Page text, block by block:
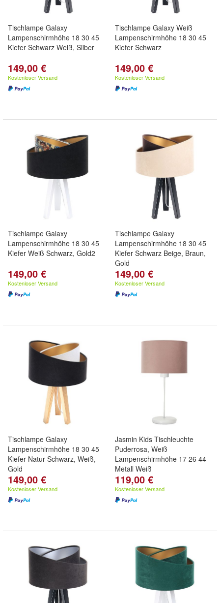
Tischlampe Galaxy
Lampenschirmhöhe 18 30 45
Kiefer Schwarz Weiß, Silber
149,00 €
Kostenloser Versand
Tischlampe Galaxy Weiß
Lampenschirmhöhe 18 30 45
Kiefer Schwarz
149,00 €
Kostenloser Versand
Tischlampe Galaxy
Lampenschirmhöhe 18 30 45
Kiefer Weiß Schwarz, Gold2
149,00 €
Kostenloser Versand
Tischlampe Galaxy
Lampenschirmhöhe 18 30 45
Kiefer Schwarz Beige, Braun,
Gold
149,00 €
Kostenloser Versand
Tischlampe Galaxy
Lampenschirmhöhe 18 30 45
Kiefer Natur Schwarz, Weiß,
Gold
149,00 €
Kostenloser Versand
Jasmin Kids Tischleuchte
Puderrosa, Weiß
Lampenschirmhöhe 17 26 44
Metall Weiß
119,00 €
Kostenloser Versand